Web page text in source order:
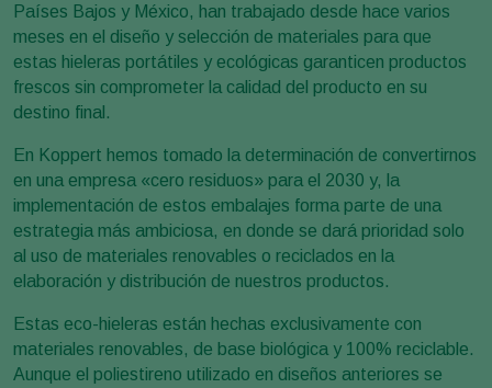
Países Bajos y México, han trabajado desde hace varios
meses en el diseño y selección de materiales para que
estas hieleras portátiles y ecológicas garanticen productos
frescos sin comprometer la calidad del producto en su
destino final.
En Koppert hemos tomado la determinación de convertirnos
en una empresa «cero residuos» para el 2030 y, la
implementación de estos embalajes forma parte de una
estrategia más ambiciosa, en donde se dará prioridad solo
al uso de materiales renovables o reciclados en la
elaboración y distribución de nuestros productos.
Estas eco-hieleras están hechas exclusivamente con
materiales renovables, de base biológica y 100% reciclable.
Aunque el poliestireno utilizado en diseños anteriores se